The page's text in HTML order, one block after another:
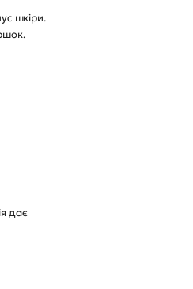
шкіри.
дає